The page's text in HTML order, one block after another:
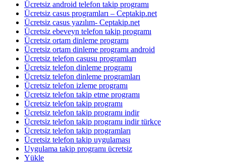
Ücretsiz android telefon takip programı
Ücretsiz casus programları – Ceptakip.net
Ücretsiz casus yazılım- Ceptakip.net
Ücretsiz ebeveyn telefon takip programı
Ücretsiz ortam dinleme programı
Ücretsiz ortam dinleme programı android
Ücretsiz telefon casusu programları
Ücretsiz telefon dinleme programı
Ücretsiz telefon dinleme programları
Ücretsiz telefon izleme programı
Ücretsiz telefon takip etme programı
Ücretsiz telefon takip programı
Ücretsiz telefon takip programı indir
Ücretsiz telefon takip programı indir türkçe
Ücretsiz telefon takip programları
Ücretsiz telefon takip uygulaması
Uygulama takip programı ücretsiz
Yükle